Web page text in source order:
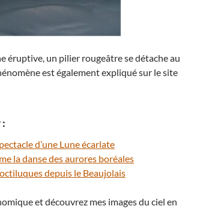
éruptive, un pilier rougeâtre se détache au
est également expliqué sur le site
d’une Lune écarlate
la danse des aurores boréales
depuis le Beaujolais
et découvrez mes images du ciel en